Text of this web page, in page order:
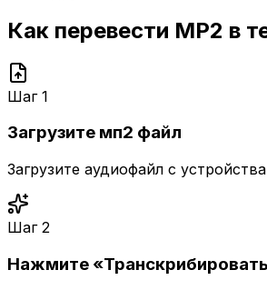
Как перевести MP2 в
Шаг 1
Загрузите мп2 файл
Загрузите аудиофайл с
Шаг 2
Нажмите